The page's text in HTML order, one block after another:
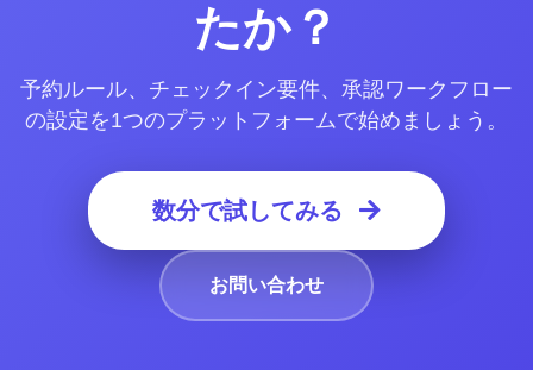
たか？
予約ルール、チェックイン要件、承認ワークフロー
の設定を1つのプラットフォームで始めましょう。
数分で試してみる
お問い合わせ